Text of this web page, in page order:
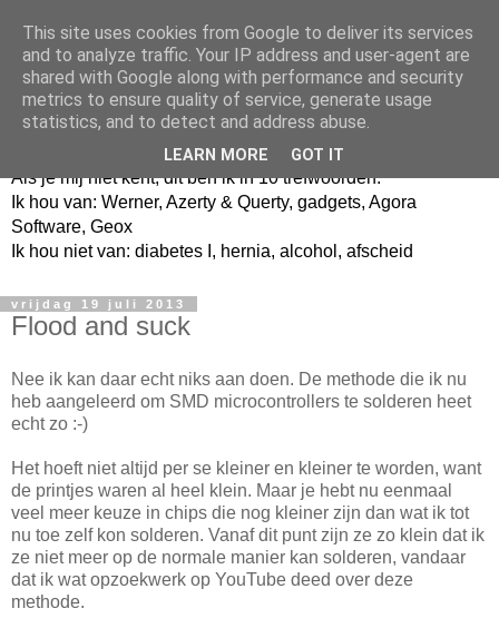
Jangeox' blog
Als je mij niet kent, dit ben ik in 10 trefwoorden.
Ik hou van: Werner, Azerty & Querty, gadgets, Agora
Software, Geox
Ik hou niet van: diabetes I, hernia, alcohol, afscheid
vrijdag 19 juli 2013
Flood and suck
Nee ik kan daar echt niks aan doen. De methode die ik nu
heb aangeleerd om SMD microcontrollers te solderen heet
echt zo :-)
Het hoeft niet altijd per se kleiner en kleiner te worden, want
de printjes waren al heel klein. Maar je hebt nu eenmaal
veel meer keuze in chips die nog kleiner zijn dan wat ik tot
nu toe zelf kon solderen. Vanaf dit punt zijn ze zo klein dat ik
ze niet meer op de normale manier kan solderen, vandaar
dat ik wat opzoekwerk op YouTube deed over deze
methode.
This site uses cookies from Google to deliver its services
and to analyze traffic. Your IP address and user-agent are
shared with Google along with performance and security
metrics to ensure quality of service, generate usage
statistics, and to detect and address abuse.
LEARN MORE GOT IT